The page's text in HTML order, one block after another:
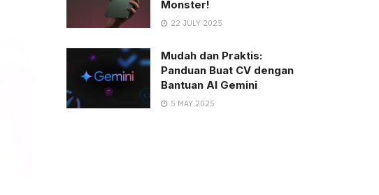
Monster!
22 JULY 2025
Mudah dan Praktis:
Panduan Buat CV dengan
Bantuan AI Gemini
5 MAY 2025